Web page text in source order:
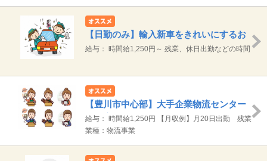
【日勤のみ】輸入新車をきれいにするお
仕事
給与： 時間給1,250円～ 残業、休日出勤などの時間
間）×20日∔残業
【豊川市中心部】大手企業物流センター
の倉庫内軽作業
給与： 時間給1,250円 【月収例】月20日出勤 残業
10時間の場合 総支給約21.6万円（1,250円×8時間）
業種：物流事業